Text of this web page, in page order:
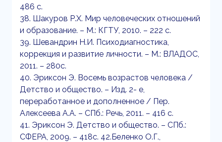
486 с.
38. Шакуров Р.Х. Мир человеческих отношений
и образование. – М.: КГТУ, 2010. – 222 с.
39. Шевандрин Н.И. Психодиагностика,
коррекция и развитие личности. – М.: ВЛАДОС,
2011. – 280с.
40. Эриксон Э. Восемь возрастов человека /
Детство и общество. – Изд. 2- е,
переработанное и дополненное / Пер.
Алексеева А.А. – СПб.: Речь, 2011. – 416 с.
41. Эриксон Э. Детство и общество. – СПб.:
СФЕРА, 2009. – 418с. 42.Беленко О.Г.,